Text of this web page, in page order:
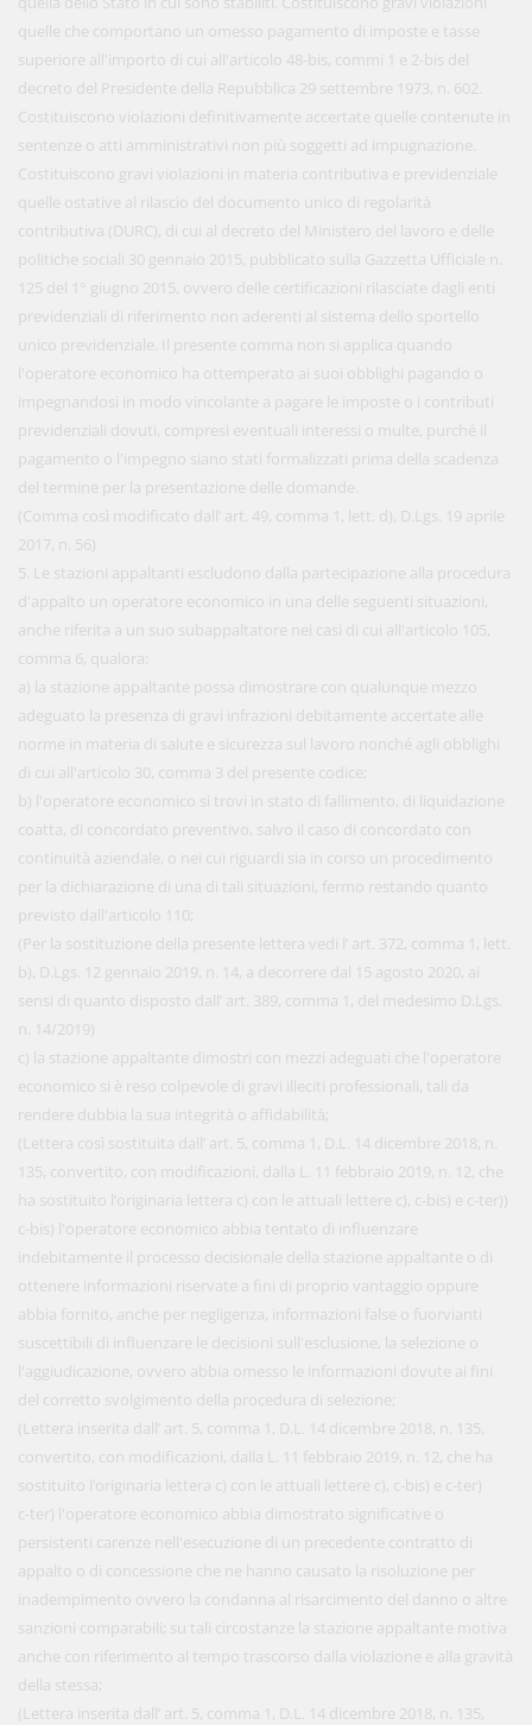
quelle che comportano un omesso pagamento di imposte e tasse
superiore all'importo di cui all'articolo 48-bis, commi 1 e 2-bis del
decreto del Presidente della Repubblica 29 settembre 1973, n. 602.
Costituiscono violazioni definitivamente accertate quelle contenute in
sentenze o atti amministrativi non più soggetti ad impugnazione.
Costituiscono gravi violazioni in materia contributiva e previdenziale
quelle ostative al rilascio del documento unico di regolarità
contributiva (DURC), di cui al decreto del Ministero del lavoro e delle
politiche sociali 30 gennaio 2015, pubblicato sulla Gazzetta Ufficiale n.
125 del 1° giugno 2015, ovvero delle certificazioni rilasciate dagli enti
previdenziali di riferimento non aderenti al sistema dello sportello
unico previdenziale. Il presente comma non si applica quando
l'operatore economico ha ottemperato ai suoi obblighi pagando o
impegnandosi in modo vincolante a pagare le imposte o i contributi
previdenziali dovuti, compresi eventuali interessi o multe, purché il
pagamento o l'impegno siano stati formalizzati prima della scadenza
del termine per la presentazione delle domande.
(Comma così modificato dall’ art. 49, comma 1, lett. d), D.Lgs. 19 aprile
2017, n. 56)
5. Le stazioni appaltanti escludono dalla partecipazione alla procedura
d'appalto un operatore economico in una delle seguenti situazioni,
anche riferita a un suo subappaltatore nei casi di cui all'articolo 105,
comma 6, qualora:
a) la stazione appaltante possa dimostrare con qualunque mezzo
adeguato la presenza di gravi infrazioni debitamente accertate alle
norme in materia di salute e sicurezza sul lavoro nonché agli obblighi
di cui all'articolo 30, comma 3 del presente codice;
b) l'operatore economico si trovi in stato di fallimento, di liquidazione
coatta, di concordato preventivo, salvo il caso di concordato con
continuità aziendale, o nei cui riguardi sia in corso un procedimento
per la dichiarazione di una di tali situazioni, fermo restando quanto
previsto dall'articolo 110;
(Per la sostituzione della presente lettera vedi l’ art. 372, comma 1, lett.
b), D.Lgs. 12 gennaio 2019, n. 14, a decorrere dal 15 agosto 2020, ai
sensi di quanto disposto dall’ art. 389, comma 1, del medesimo D.Lgs.
n. 14/2019)
c) la stazione appaltante dimostri con mezzi adeguati che l'operatore
economico si è reso colpevole di gravi illeciti professionali, tali da
rendere dubbia la sua integrità o affidabilità;
(Lettera così sostituita dall’ art. 5, comma 1, D.L. 14 dicembre 2018, n.
135, convertito, con modificazioni, dalla L. 11 febbraio 2019, n. 12, che
ha sostituito l’originaria lettera c) con le attuali lettere c), c-bis) e c-ter))
c-bis) l'operatore economico abbia tentato di influenzare
indebitamente il processo decisionale della stazione appaltante o di
ottenere informazioni riservate a fini di proprio vantaggio oppure
abbia fornito, anche per negligenza, informazioni false o fuorvianti
suscettibili di influenzare le decisioni sull'esclusione, la selezione o
l'aggiudicazione, ovvero abbia omesso le informazioni dovute ai fini
del corretto svolgimento della procedura di selezione;
(Lettera inserita dall’ art. 5, comma 1, D.L. 14 dicembre 2018, n. 135,
convertito, con modificazioni, dalla L. 11 febbraio 2019, n. 12, che ha
sostituito l’originaria lettera c) con le attuali lettere c), c-bis) e c-ter)
c-ter) l'operatore economico abbia dimostrato significative o
persistenti carenze nell'esecuzione di un precedente contratto di
appalto o di concessione che ne hanno causato la risoluzione per
inadempimento ovvero la condanna al risarcimento del danno o altre
sanzioni comparabili; su tali circostanze la stazione appaltante motiva
anche con riferimento al tempo trascorso dalla violazione e alla gravità
della stessa;
(Lettera inserita dall’ art. 5, comma 1, D.L. 14 dicembre 2018, n. 135,